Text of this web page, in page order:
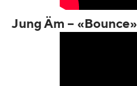
Jung Äm – «Bounce»